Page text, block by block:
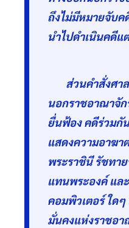
ถึงไม่มีหมายจับค
นำไปดำเนินคดีแ
ส่วนคำสั่งศา
นอกราชอาณาจัก
ยื่นฟ้อง คดีร่วมกั
แสดงความอาฆา
พระราชินี รัชทา
แทนพระองค์ แล
คอมพิวเตอร์ ใด
มั่นคงแห่งราชอ